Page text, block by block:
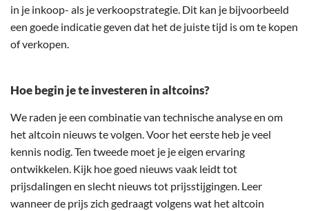
in je inkoop- als je verkoopstrategie. Dit kan je bijvoorbeeld
een goede indicatie geven dat het de juiste tijd is om te kopen
of verkopen.
Hoe begin je te investeren in altcoins?
We raden je een combinatie van technische analyse en om
het altcoin nieuws te volgen. Voor het eerste heb je veel
kennis nodig. Ten tweede moet je je eigen ervaring
ontwikkelen. Kijk hoe goed nieuws vaak leidt tot
prijsdalingen en slecht nieuws tot prijsstijgingen. Leer
wanneer de prijs zich gedraagt volgens wat het altcoin